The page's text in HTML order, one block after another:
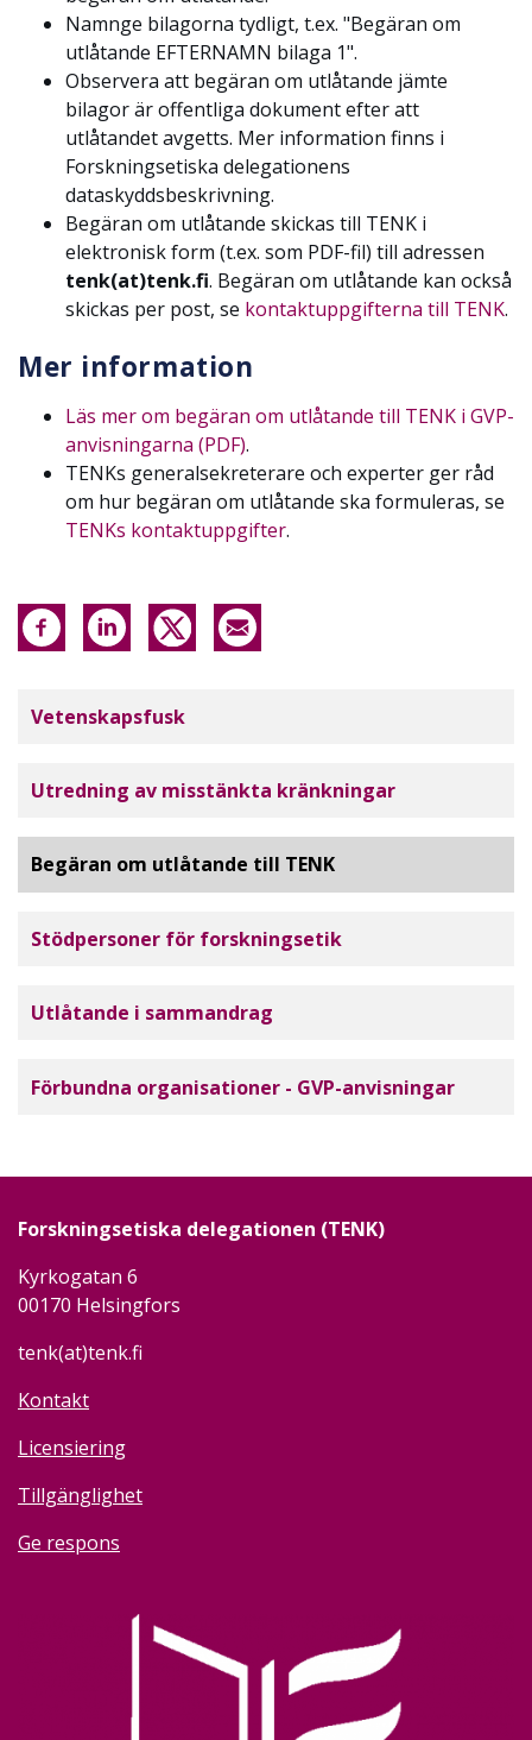
Namnge bilagorna tydligt, t.ex. "Begäran om
utlåtande EFTERNAMN bilaga 1".
Observera att begäran om utlåtande jämte
bilagor är offentliga dokument efter att
utlåtandet avgetts. Mer information finns i
Forskningsetiska delegationens
dataskyddsbeskrivning.
Begäran om utlåtande skickas till TENK i
elektronisk form (t.ex. som PDF-fil) till adressen
tenk(at)tenk.fi. Begäran om utlåtande kan också
skickas per post, se kontaktuppgifterna till TENK.
Mer information
Läs mer om begäran om utlåtande till TENK i GVP-
anvisningarna (PDF).
TENKs generalsekreterare och experter ger råd
om hur begäran om utlåtande ska formuleras, se
TENKs kontaktuppgifter.
Vetenskapsfusk
Utredning av misstänkta kränkningar
Begäran om utlåtande till TENK
Stödpersoner för forskningsetik
Utlåtande i sammandrag
Förbundna organisationer - GVP-anvisningar
Forskningsetiska delegationen (TENK)
Kyrkogatan 6
00170 Helsingfors
tenk(at)tenk.fi
Kontakt
Licensiering
Tillgänglighet
Ge respons